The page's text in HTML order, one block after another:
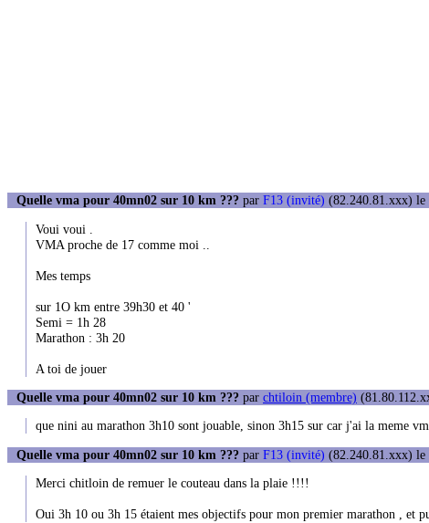
Quelle vma pour 40mn02 sur 10 km ??? par F13 (invité) (82.240.81.xxx) le
Voui voui .
VMA proche de 17 comme moi ..
Mes temps
sur 1O km entre 39h30 et 40 '
Semi = 1h 28
Marathon : 3h 20
A toi de jouer
Quelle vma pour 40mn02 sur 10 km ??? par chtiloin (membre)
que nini au marathon 3h10 sont jouable, sinon 3h15 sur car j'ai la meme
Quelle vma pour 40mn02 sur 10 km ??? par F13 (invité) (82.240.81.xxx) le
Merci chitloin de remuer le couteau dans la plaie !!!!
Oui 3h 10 ou 3h 15 étaient mes objectifs pour mon premier marathon , et